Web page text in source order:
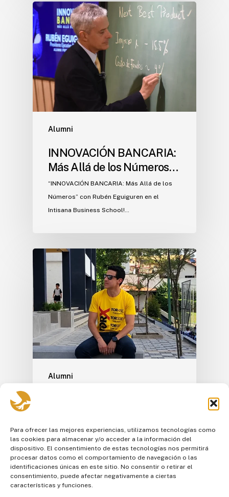
Para ofrecer las mejores experiencias, utilizamos tecnologías como
las cookies para almacenar y/o acceder a la información del
dispositivo. El consentimiento de estas tecnologías nos permitirá
procesar datos como el comportamiento de navegación o las
identificaciones únicas en este sitio. No consentir o retirar el
consentimiento, puede afectar negativamente a ciertas
características y funciones.
Alumni
INNOVACIÓN BANCARIA:
Más Allá de los Números…
“INNOVACIÓN BANCARIA: Más Allá de los
Números” con Rubén Eguiguren en el
Intisana Business School!…
Alumni
des Géants
Pablo Navarro, Alumni de la Trigésima
Segunda promoción. 🦅 Nos cuenta su
experiencia en el…